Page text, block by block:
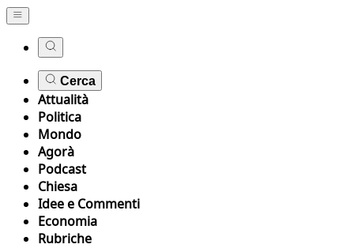
Cerca
Attualità
Politica
Mondo
Agorà
Podcast
Chiesa
Idee e Commenti
Economia
Rubriche